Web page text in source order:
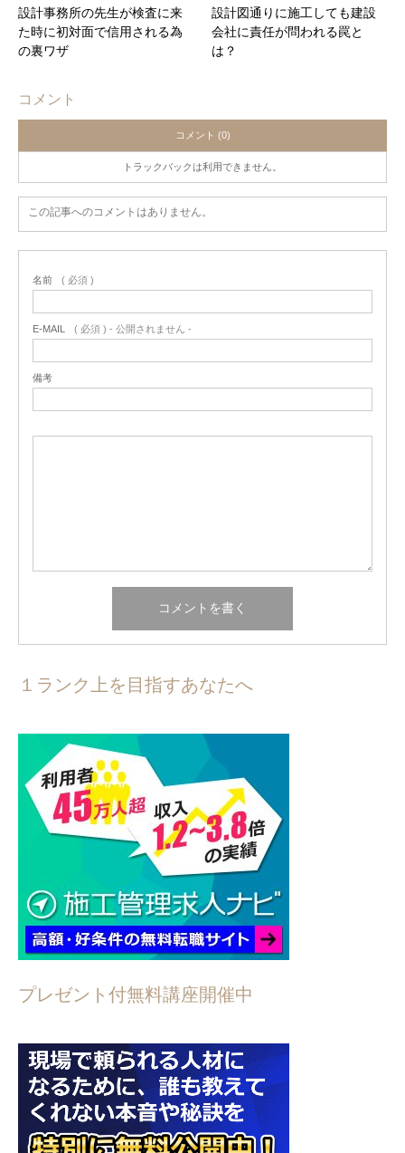
設計事務所の先生が検査に来
た時に初対面で信用される為
の裏ワザ
設計図通りに施工しても建設
会社に責任が問われる罠と
は？
コメント
コメント (0)
トラックバックは利用できません。
この記事へのコメントはありません。
名前 ( 必須 )
E-MAIL ( 必須 ) - 公開されません -
備考
１ランク上を目指すあなたへ
プレゼント付無料講座開催中